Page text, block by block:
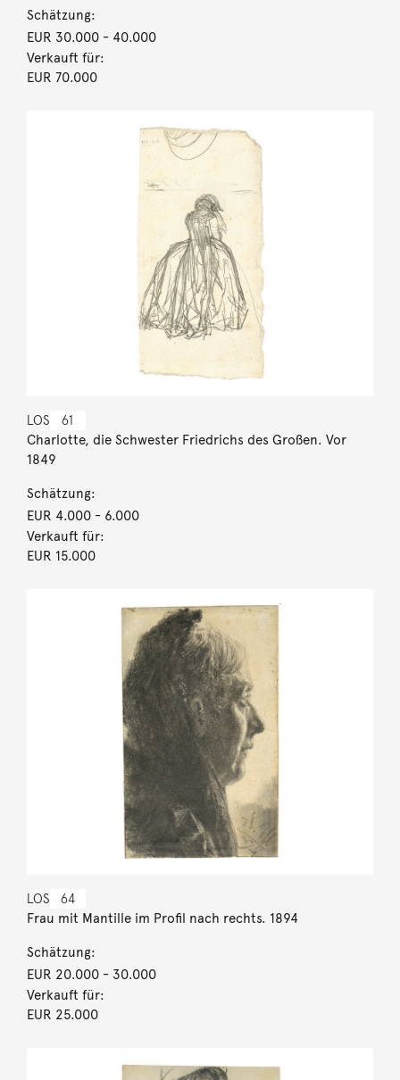
Schätzung:
EUR 30.000- 40.000
Verkauft für:
EUR 70.000
LOS 61
Charlotte, die Schwester Friedrichs des Großen. Vor
1849
Schätzung:
EUR 4.000- 6.000
Verkauft für:
EUR 15.000
LOS 64
Frau mit Mantille im Profil nach rechts. 1894
Schätzung:
EUR 20.000- 30.000
Verkauft für:
EUR 25.000